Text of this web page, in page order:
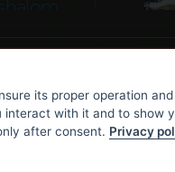
its proper operation and
interact with it and to show
after consent. Privacy